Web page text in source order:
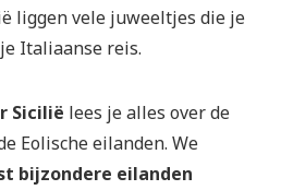
liggen vele juweeltjes die je
Italiaanse reis.
Sicilië lees je alles over de
Eolische eilanden. We
bijzondere eilanden